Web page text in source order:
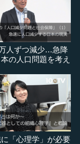
人ずつ減少…急降
の人口問題を考え
「心理学」が必要